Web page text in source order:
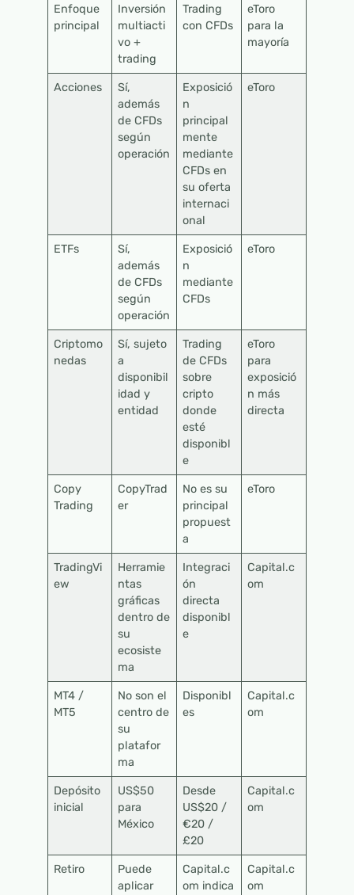
Enfoque
principal
Inversión
multiacti
vo +
trading
Trading
con CFDs
eToro
para la
mayoría
Acciones
Sí,
además
de CFDs
según
operación
Exposició
n
principal
mente
mediante
CFDs en
su oferta
internaci
onal
eToro
ETFs
Sí,
además
de CFDs
según
operación
Exposició
n
mediante
CFDs
eToro
Criptomo
nedas
Sí, sujeto
a
disponibil
idad y
entidad
Trading
de CFDs
sobre
cripto
donde
esté
disponibl
e
eToro
para
exposició
n más
directa
Copy
Trading
CopyTrad
er
No es su
principal
propuest
a
eToro
TradingVi
ew
Herramie
ntas
gráficas
dentro de
su
ecosiste
ma
Integraci
ón
directa
disponibl
e
Capital.c
om
MT4 /
MT5
No son el
centro de
su
platafor
ma
Disponibl
es
Capital.c
om
Depósito
inicial
US$50
para
México
Desde
US$20 /
€20 /
£20
Capital.c
om
Retiro
Puede
aplicar
Capital.c
om indica
Capital.c
om